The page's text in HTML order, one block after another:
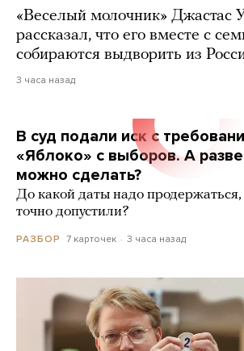
«Веселый молочник» Джастас
рассказал, что его вместе с
собираются выдворить из
3 часа назад
В суд подали иск с
«Яблоко» с выборов. А
можно сделать?
До какой даты надо
точно допустили?
РАЗБОР 7 карточек 3 часа назад